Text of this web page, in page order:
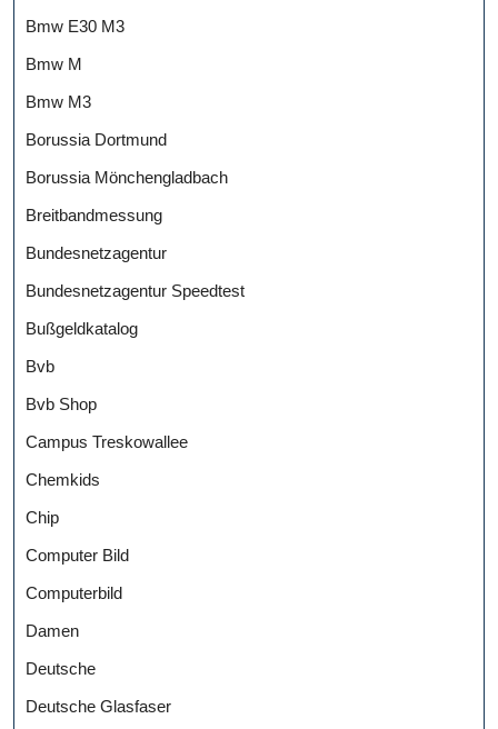
Bmw E30 M3
Bmw M
Bmw M3
Borussia Dortmund
Borussia Mönchengladbach
Breitbandmessung
Bundesnetzagentur
Bundesnetzagentur Speedtest
Bußgeldkatalog
Bvb
Bvb Shop
Campus Treskowallee
Chemkids
Chip
Computer Bild
Computerbild
Damen
Deutsche
Deutsche Glasfaser